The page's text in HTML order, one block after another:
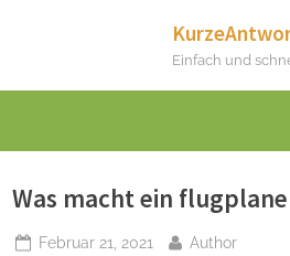
Einfach und
Was macht ein
Posted
Februar 21, 2021 By
Author